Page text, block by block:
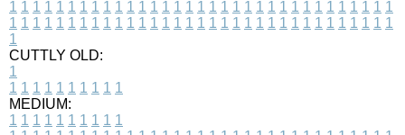
1 1 1 1 1 1 1 1 1 1 1 1 1 1 1 1 1 1 1 1 1 1 1 1 1 1 1 1 1 1 1 1 1
1 1 1 1 1 1 1 1 1 1 1 1 1 1 1 1 1 1 1 1 1 1 1 1 1 1 1 1 1 1 1 1 1
1
CUTTLY OLD:
1
1 1 1 1 1 1 1 1 1 1
MEDIUM:
1 1 1 1 1 1 1 1 1 1